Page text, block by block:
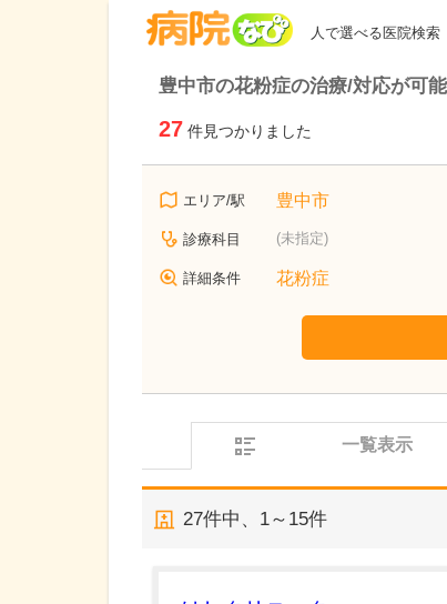
人で選べる医院検索
豊中市の花粉症の治療/対応が可
27 件見つかりました
エリア/駅 豊中市
診療科目 (未指定)
詳細条件 花粉症
一覧表示
27件中、 1～15件